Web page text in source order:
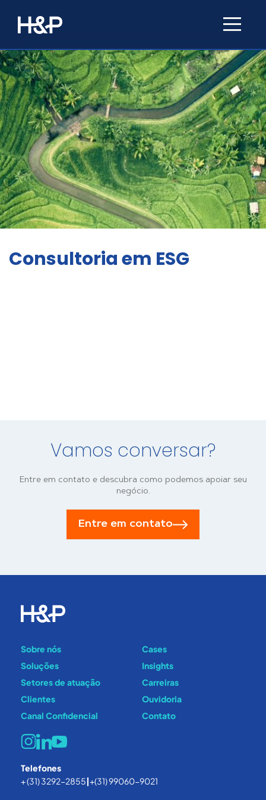
Consultoria em ESG
Vamos conversar?
Entre em contato e descubra como podemos apoiar seu
negócio.
Entre em contato
Sobre nós
Soluções
Setores de atuação
Clientes
Canal Confidencial
Cases
Insights
Carreiras
Ouvidoria
Contato
Telefones
+ (31) 3292-2855|+(31) 99060-9021